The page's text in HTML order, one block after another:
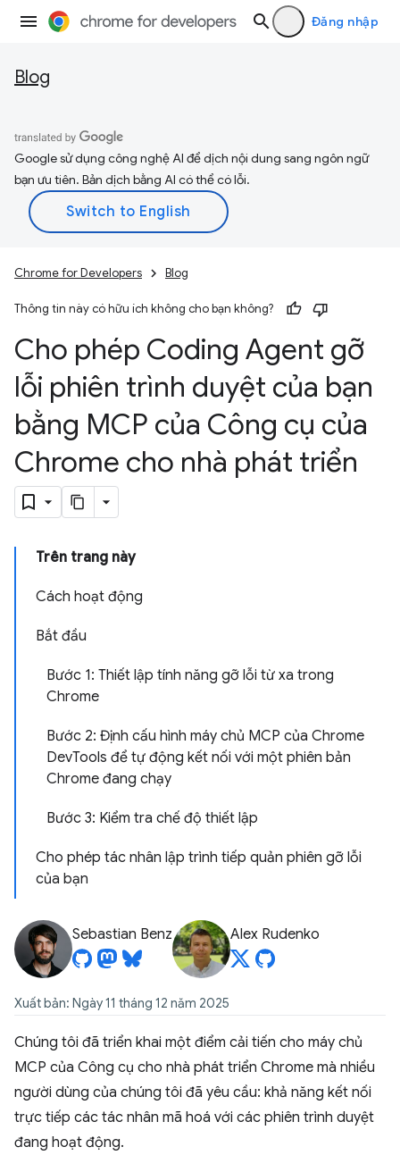
Đăng nhập
Blog
Google sử dụng công nghệ AI để dịch nội dung sang ngôn ngữ
bạn ưu tiên. Bản dịch bằng AI có thể có lỗi.
Chrome for Developers Blog
Thông tin này có hữu ích không cho bạn không?
Cho phép Coding Agent gỡ
lỗi phiên trình duyệt của bạn
bằng MCP của Công cụ của
Chrome cho nhà phát triển
Trên trang này
Cách hoạt động
Bắt đầu
Bước 1: Thiết lập tính năng gỡ lỗi từ xa trong
Chrome
Bước 2: Định cấu hình máy chủ MCP của Chrome
DevTools để tự động kết nối với một phiên bản
Chrome đang chạy
Bước 3: Kiểm tra chế độ thiết lập
Cho phép tác nhân lập trình tiếp quản phiên gỡ lỗi
của bạn
Sebastian Benz Alex Rudenko
Xuất bản: Ngày 11 tháng 12 năm 2025
Chúng tôi đã triển khai một điểm cải tiến cho máy chủ
MCP của Công cụ cho nhà phát triển Chrome mà nhiều
người dùng của chúng tôi đã yêu cầu: khả năng kết nối
trực tiếp các tác nhân mã hoá với các phiên trình duyệt
đang hoạt động.